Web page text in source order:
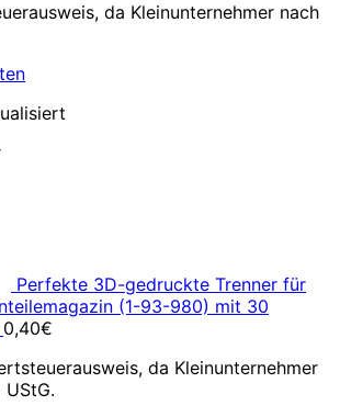
da Kleinunternehmer nach
Perfekte 3D-gedruckte Trenner für
(1-93-980) mit 30
0,40€
da Kleinunternehmer
UStG.